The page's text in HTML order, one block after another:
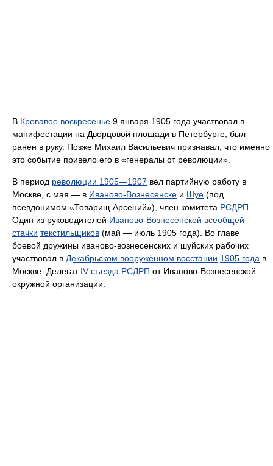
В Кровавое воскресенье 9 января 1905 года участвовал в
манифестации на Дворцовой площади в Петербурге, был
ранен в руку. Позже Михаил Васильевич признавал, что именно
это событие привело его в «генералы от революции».
В период революции 1905—1907 вёл партийную работу в
Москве, с мая — в Иваново-Вознесенске и Шуе (под
псевдонимом «Товарищ Арсений»), член комитета РСДРП
Один из руководителей Иваново-Вознесенской всеобщей
стачки текстильщиков (май — июль 1905 года). Во главе
боевой дружины иваново-вознесенских и шуйских рабочих
участвовал в Декабрьском вооружённом восстании 1905 года в
Москве. Делегат IV съезда РСДРП от Иваново-Вознесенской
окружной организации.